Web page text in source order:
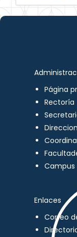
Página
Rectoría
Campus
Enlaces
Correo